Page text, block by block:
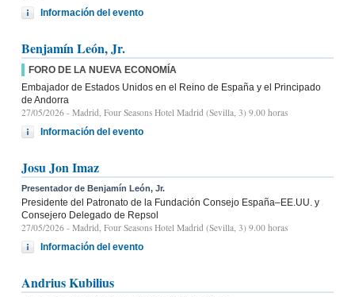
Información del evento
Benjamín León, Jr.
FORO DE LA NUEVA ECONOMÍA
Embajador de Estados Unidos en el Reino de España y el Principado
de Andorra
27/05/2026 - Madrid, Four Seasons Hotel Madrid (Sevilla, 3) 9.00 horas
Información del evento
Josu Jon Imaz
Presentador de Benjamín León, Jr.
Presidente del Patronato de la Fundación Consejo España–EE.UU. y
Consejero Delegado de Repsol
27/05/2026 - Madrid, Four Seasons Hotel Madrid (Sevilla, 3) 9.00 horas
Información del evento
Andrius Kubilius